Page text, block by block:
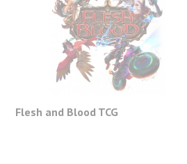
Flesh and Blood TCG